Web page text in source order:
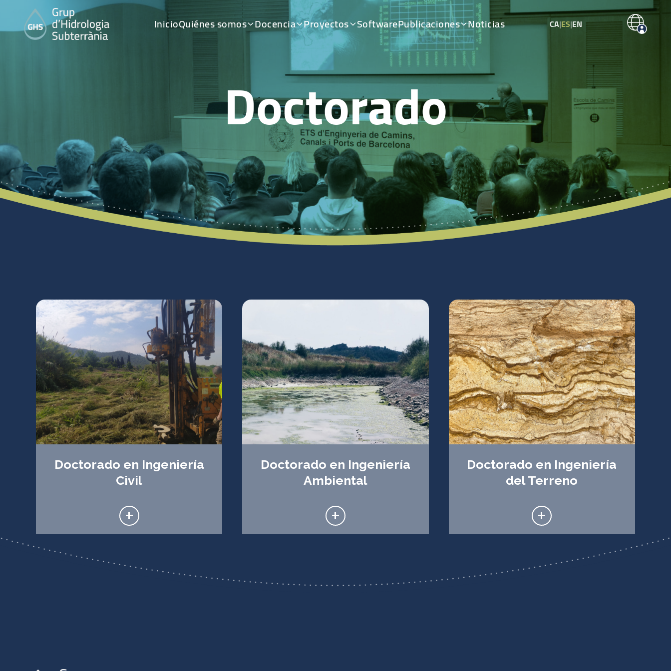
InicioQuiénes somos Docencia Proyectos SoftwarePublicaciones Noticias CA|ES|EN
Doctorado
Doctorado en Ingeniería
Civil
+
Doctorado en Ingeniería
Ambiental
+
Doctorado en Ingeniería
del Terreno
+